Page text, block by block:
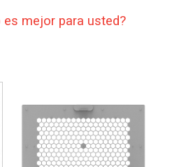
mejor para usted?